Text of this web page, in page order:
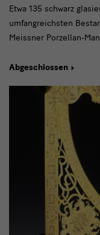
Etwa 135 schwarz
umfangreichsten
Meissner Porzellan-
Abgeschlossen